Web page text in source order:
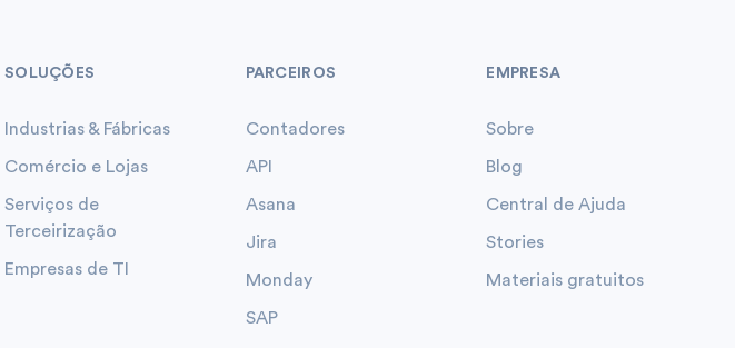
SOLUÇÕES
Industrias & Fábricas
Comércio e Lojas
Serviços de
Terceirização
Empresas de TI
PARCEIROS
Contadores
API
Asana
Jira
Monday
SAP
EMPRESA
Sobre
Blog
Central de Ajuda
Stories
Materiais gratuitos